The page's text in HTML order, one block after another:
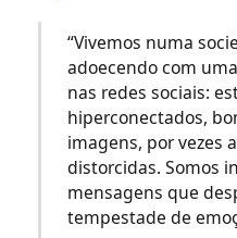
“Vivemos numa
adoecendo com
nas redes sociais:
hiperconectados,
imagens, por vezes
distorcidas. Somos
mensagens que
tempestade de